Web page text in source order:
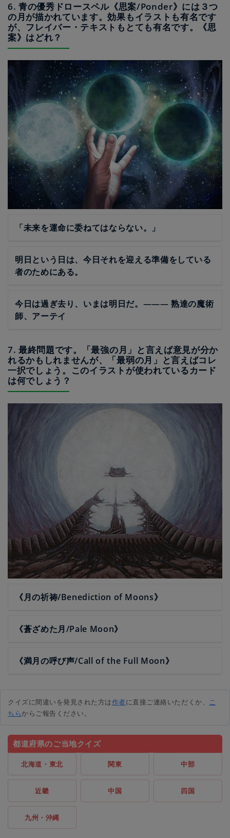
6. 青の優秀ドロースペル《思案/Ponder》には３つ
の月が描かれています。効果もイラストも有名です
が、フレイバー・テキストもとても有名です。《思
案》はどれ？
「未来を運命に委ねてはならない。」
明日という日は、今日それを迎える準備をしている
者のためにある。
今日は過ぎ去り、いまは明日だ。――― 熟達の魔術
師、アーテイ
7. 最終問題です。「最強の月」と言えば意見が分か
れるかもしれませんが、「最弱の月」と言えばコレ
一択でしょう。このイラストが使われているカード
は何でしょう？
《月の祈祷/Benediction of Moons》
《蒼ざめた月/Pale Moon》
《満月の呼び声/Call of the Full Moon》
クイズに間違いを発見された方は作者に直接ご連絡いただくか、
こ
ちらからご報告ください。
都道府県のご当地クイズ
北海道・東北 関東 中部
近畿 中国 四国
九州・沖縄